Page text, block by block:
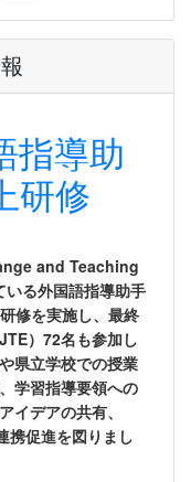
指導助
研修
and Teaching
る外国語指導助手
修を実施し、最終
）72名も参加し
県立学校での授業
学習指導要領への
イデアの共有、
携促進を図りまし